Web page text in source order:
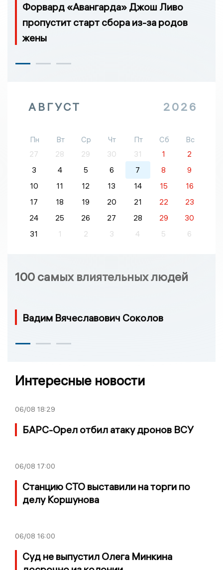
Форвард «Авангарда» Джош Ливо
пропустит старт сбора из-за родов
жены
АВГУСТ 2026
Пн Вт Ср Чт Пт Сб
Вс
27
28 29 30 31 1
2
3
4 5 6 7 8
9
10
11 12 13 14 15
16
17
18 19 20 21 22
23
24
25 26 27 28 29
30
31
1 2 3 4 5 6
100 самых влиятельных людей
Вадим Вячеславович Соколов
Интересные новости
06/08 18:29
БАРС-Орел отбил атаку дронов ВСУ
06/08 17:00
Станцию СТО выставили на торги по
делу Коршунова
06/08 16:00
Суд не выпустил Олега Минкина